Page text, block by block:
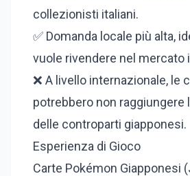
collezionisti italiani.
✅ Domanda locale più alta,
vuole rivendere nel mercato
❌ A livello internazionale, le
potrebbero non raggiungere
delle controparti giapponesi.
Esperienza di Gioco
Carte Pokémon Giapponesi